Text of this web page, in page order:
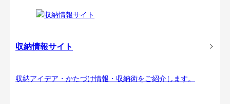
収納情報サイト
収納アイデア・かたづけ情報・収納術をご紹介します。